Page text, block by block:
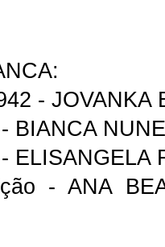
-
BIANCA
ELISANGELA
- ANA